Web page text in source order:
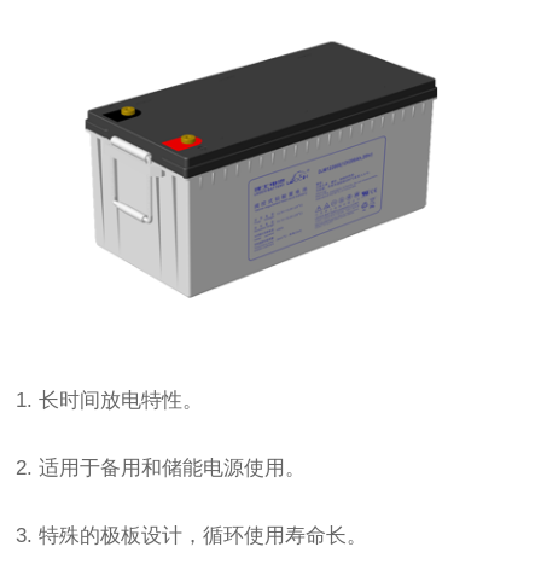
1. 长时间放电特性。
2. 适用于备用和储能电源使用。
3. 特殊的极板设计，循环使用寿命长。